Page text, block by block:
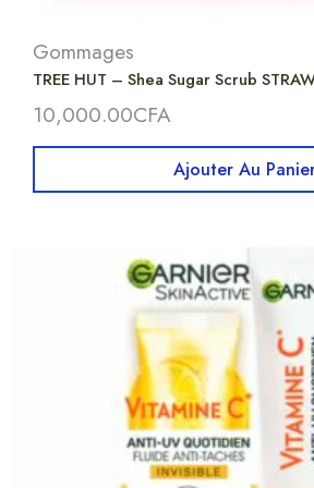
Gommages
TREE HUT – Shea Sugar Scrub
10,000.00CFA
Ajouter Au